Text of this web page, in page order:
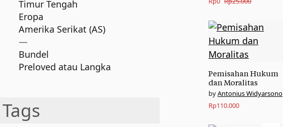
was:
Rp25.000.
is:
Rp0.
Pemisahan Hukum
dan Moralitas
Antonius Widyarsono
Rp110.000
Timur Tengah
Eropa
Amerika Serikat (AS)
—
Bundel
Preloved atau Langka
Tags